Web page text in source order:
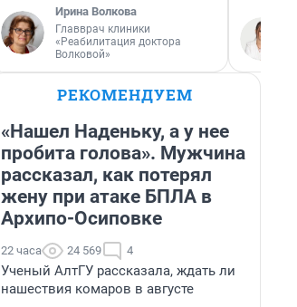
Ирина Волкова
Главврач клиники
«Реабилитация доктора
Волковой»
РЕКОМЕНДУЕМ
«Нашел Наденьку, а у нее
пробита голова». Мужчина
рассказал, как потерял
жену при атаке БПЛА в
Архипо-Осиповке
22 часа 24 569 4
Ученый АлтГУ рассказала, ждать ли
нашествия комаров в августе